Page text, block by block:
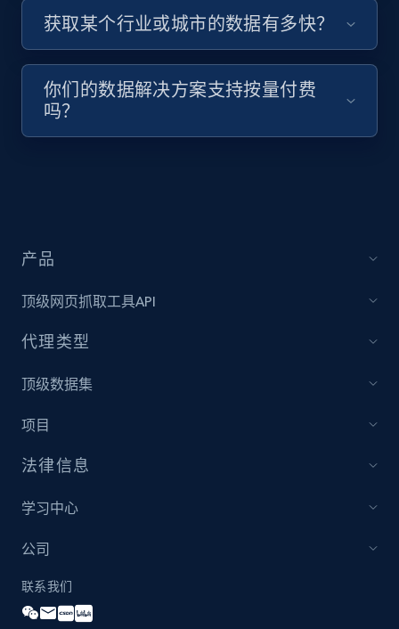
获取某个行业或城市的数据有多快？
你们的数据解决方案支持按量付费
吗？
产品
顶级网页抓取工具API
代理类型
顶级数据集
项目
法律信息
学习中心
公司
联系我们